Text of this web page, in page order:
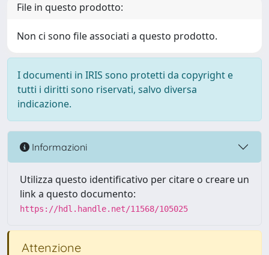
File in questo prodotto:
Non ci sono file associati a questo prodotto.
I documenti in IRIS sono protetti da copyright e
tutti i diritti sono riservati, salvo diversa
indicazione.
Informazioni
Utilizza questo identificativo per citare o creare un
link a questo documento:
https://hdl.handle.net/11568/105025
Attenzione